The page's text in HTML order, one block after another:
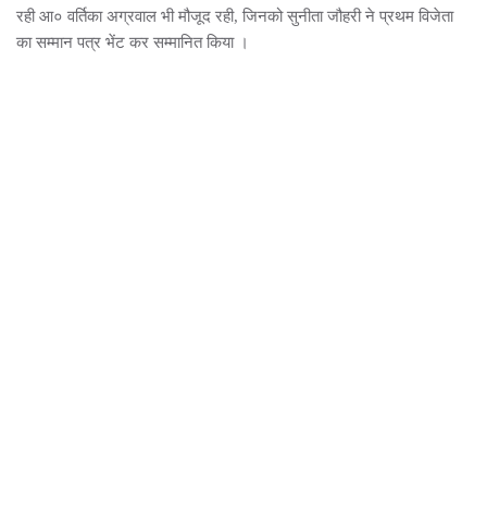
रही आ० वर्तिका अग्रवाल भी मौजूद रही, जिनको सुनीता जौहरी ने प्रथम विजेता
का सम्मान पत्र भेंट कर सम्मानित किया ।